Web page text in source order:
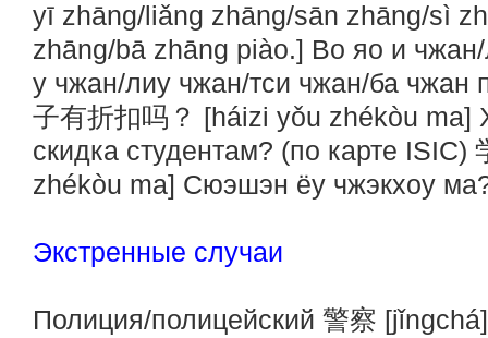
yī zhāng/liǎng zhāng/sān zhāng/sì
zhāng/bā zhāng piào.] Во яо и
у чжан/лиу чжан/тси чжан/ба чжан
子有折扣吗？ [háizi yǒu zhékòu ma]
скидка студентам? (по карте
zhékòu ma] Сюэшэн ёу чжэкхоу
Экстренные случаи
Полиция/полицейский 警察